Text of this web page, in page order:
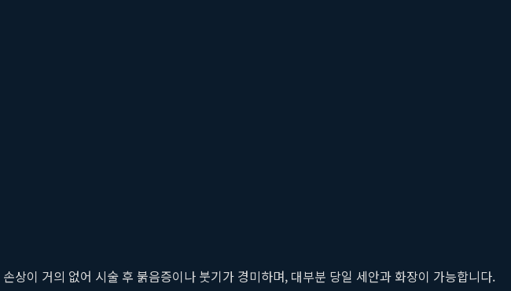
상이 거의 없어 시술 후 붉음증이나 붓기가 경미하며, 대부분 당일 세안과 화장이 가능합니다.